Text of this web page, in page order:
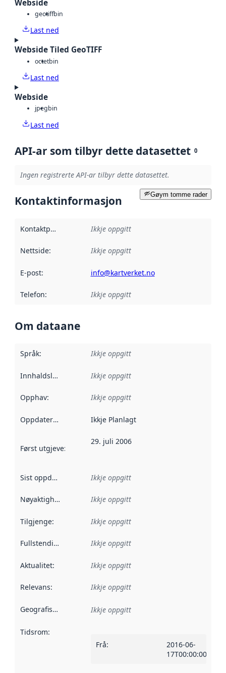
Webside
geotiffbin
Last ned
Webside Tiled GeoTIFF
octetbin
Last ned
Webside
jpegbin
Last ned
API-ar som tilbyr dette datasettet 0
Ingen registrerte API-ar tilbyr dette datasettet.
Gøym tomme rader
Kontaktinformasjon
Kontaktpunkt Ikkje oppgitt
Nettside: Ikkje oppgitt
E-post: info@kartverket.no
Telefon: Ikkje oppgitt
Om dataane
Språk: Ikkje oppgitt
Innhaldsleverandørar :
Ikkje oppgitt
Opphav: Ikkje oppgitt
Oppdateringsfrekvens :
Ikkje Planlagt
Først utgjeve: Denne datoen seier når dataa i dette
29. juli 2006
Sist oppdatert Ikkje oppgitt
Nøyaktigheit Ikkje oppgitt
Tilgjenge: Ikkje oppgitt
Fullstendigheit Ikkje oppgitt
Aktualitet: Ikkje oppgitt
Relevans: Ikkje oppgitt
Geografisk område Ikkje oppgitt
Tidsrom:
Frå:
2016-06-
17T00:00:00Z